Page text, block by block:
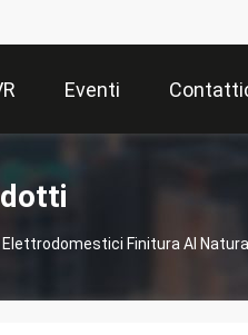
Eventi
Finitura Al